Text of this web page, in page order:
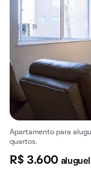
Apartamento para
quartos.
R$ 3.600 aluguel